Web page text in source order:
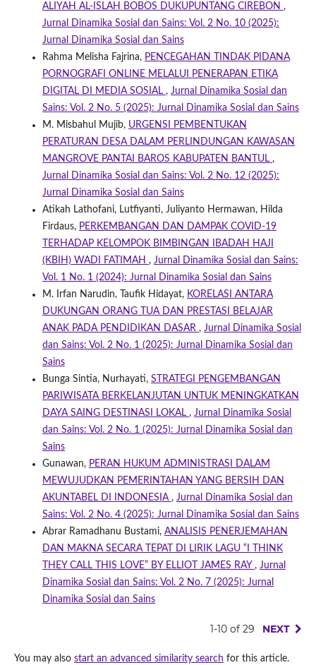
ALIYAH AL-ISLAH BOBOS DUKUPUNTANG CIREBON ,
Jurnal Dinamika Sosial dan Sains: Vol. 2 No. 10 (2025):
Jurnal Dinamika Sosial dan Sains
Rahma Melisha Fajrina, PENCEGAHAN TINDAK PIDANA
PORNOGRAFI ONLINE MELALUI PENERAPAN ETIKA
DIGITAL DI MEDIA SOSIAL , Jurnal Dinamika Sosial dan
Sains: Vol. 2 No. 5 (2025): Jurnal Dinamika Sosial dan Sains
M. Misbahul Mujib, URGENSI PEMBENTUKAN
PERATURAN DESA DALAM PERLINDUNGAN KAWASAN
MANGROVE PANTAI BAROS KABUPATEN BANTUL ,
Jurnal Dinamika Sosial dan Sains: Vol. 2 No. 12 (2025):
Jurnal Dinamika Sosial dan Sains
Atikah Lathofani, Lutfiyanti, Juliyanto Hermawan, Hilda
Firdaus, PERKEMBANGAN DAN DAMPAK COVID-19
TERHADAP KELOMPOK BIMBINGAN IBADAH HAJI
(KBIH) WADI FATIMAH , Jurnal Dinamika Sosial dan Sains:
Vol. 1 No. 1 (2024): Jurnal Dinamika Sosial dan Sains
M. Irfan Narudin, Taufik Hidayat, KORELASI ANTARA
DUKUNGAN ORANG TUA DAN PRESTASI BELAJAR
ANAK PADA PENDIDIKAN DASAR , Jurnal Dinamika Sosial
dan Sains: Vol. 2 No. 1 (2025): Jurnal Dinamika Sosial dan
Sains
Bunga Sintia, Nurhayati, STRATEGI PENGEMBANGAN
PARIWISATA BERKELANJUTAN UNTUK MENINGKATKAN
DAYA SAING DESTINASI LOKAL , Jurnal Dinamika Sosial
dan Sains: Vol. 2 No. 1 (2025): Jurnal Dinamika Sosial dan
Sains
Gunawan, PERAN HUKUM ADMINISTRASI DALAM
MEWUJUDKAN PEMERINTAHAN YANG BERSIH DAN
AKUNTABEL DI INDONESIA , Jurnal Dinamika Sosial dan
Sains: Vol. 2 No. 4 (2025): Jurnal Dinamika Sosial dan Sains
Abrar Ramadhanu Bustami, ANALISIS PENERJEMAHAN
DAN MAKNA SECARA TEPAT DI LIRIK LAGU “I THINK
THEY CALL THIS LOVE” BY ELLIOT JAMES RAY , Jurnal
Dinamika Sosial dan Sains: Vol. 2 No. 7 (2025): Jurnal
Dinamika Sosial dan Sains
1-10 of 29 NEXT
You may also start an advanced similarity search for this article.